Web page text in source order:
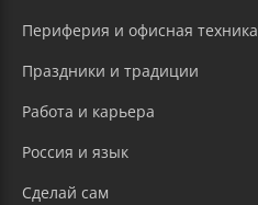
Периферия и офисная техника
Праздники и традиции
Работа и карьера
Россия и язык
Сделай сам